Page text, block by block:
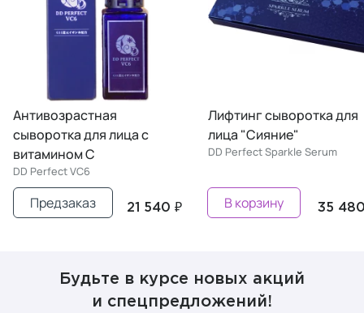
Антивозрастная
сыворотка для лица с
витамином С
DD Perfect VC6
21 540 ₽
Предзаказ
Лифтинг сыворотка для
лица "Сияние"
DD Perfect Sparkle Serum
35
В корзину
Будьте в курсе новых акций
и спецпредложений!